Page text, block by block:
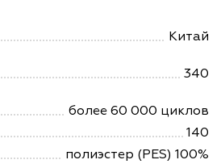
Китай
340
более 60 000 циклов
140
полиэстер (PES) 100%